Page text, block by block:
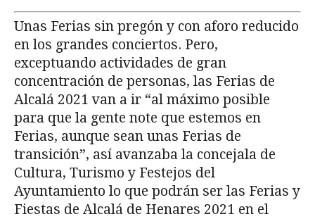
Unas Ferias sin pregón y con aforo reducido
en los grandes conciertos. Pero,
exceptuando actividades de gran
concentración de personas, las Ferias de
Alcalá 2021 van a ir “al máximo posible
para que la gente note que estemos en
Ferias, aunque sean unas Ferias de
transición”, así avanzaba la concejala de
Cultura, Turismo y Festejos del
Ayuntamiento lo que podrán ser las Ferias y
Fiestas de Alcalá de Henares 2021 en el